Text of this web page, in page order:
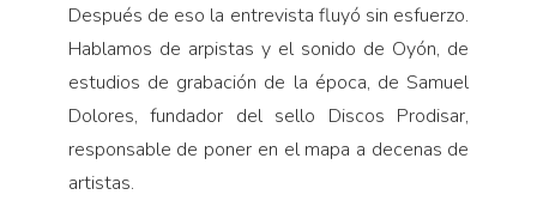
Después de eso la entrevista fluyó sin esfuerzo.
Hablamos de arpistas y el sonido de Oyón, de
estudios de grabación de la época, de Samuel
Dolores, fundador del sello Discos Prodisar,
responsable de poner en el mapa a decenas de
artistas.